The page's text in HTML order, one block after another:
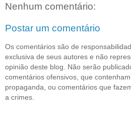
Nenhum comentário:
Postar um comentário
Os comentários são de
exclusiva de seus autores e não
opinião deste blog. Não serão
comentários ofensivos, que contenham
propaganda, ou comentários que
a crimes.